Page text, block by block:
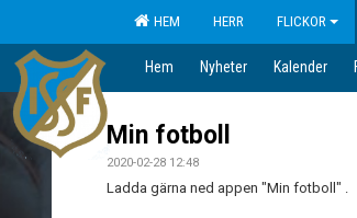
HEM HERR FLICKOR
Hem Nyheter Kalender
Min fotboll
2020-02-28 12:48
Ladda gärna ned appen "Min fotboll" .